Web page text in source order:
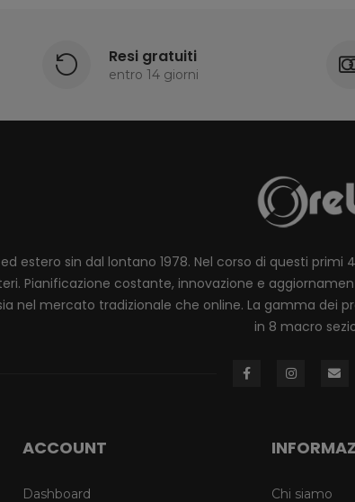
Resi gratuiti
entro 14 giorni
estero sin dal lontano 1978. Nel corso di questi
Pianificazione costante, innovazione e
nel mercato tradizionale che online. La gamma
in 8 macro
ACCOUNT
Dashboard Chi siamo